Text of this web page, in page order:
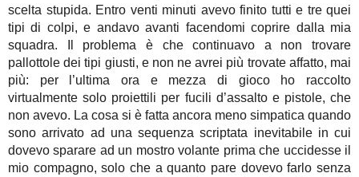
scelta stupida. Entro venti minuti avevo finito tutti e tre quei
tipi di colpi, e andavo avanti facendomi coprire dalla mia
squadra. Il problema è che continuavo a non trovare
pallottole dei tipi giusti, e non ne avrei più trovate affatto, mai
più: per l’ultima ora e mezza di gioco ho raccolto
virtualmente solo proiettili per fucili d’assalto e pistole, che
non avevo. La cosa si è fatta ancora meno simpatica quando
sono arrivato ad una sequenza scriptata inevitabile in cui
dovevo sparare ad un mostro volante prima che uccidesse il
mio compagno, solo che a quanto pare dovevo farlo senza